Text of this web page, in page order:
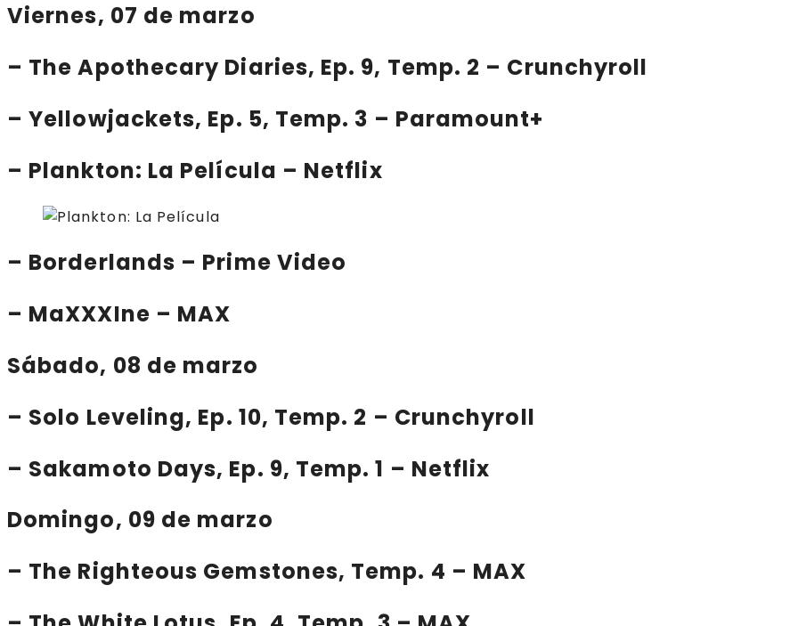
Viernes, 07 de marzo
– The Apothecary Diaries, Ep. 9, Temp. 2 – Crunchyroll
–Yellowjackets, Ep. 5, Temp. 3 – Paramount+
– Plankton: La Película – Netflix
– Borderlands – Prime Video
– MaXXXIne – MAX
Sábado, 08 de marzo
– Solo Leveling, Ep. 10, Temp. 2 – Crunchyroll
– Sakamoto Days, Ep. 9, Temp. 1 – Netflix
Domingo, 09 de marzo
– The Righteous Gemstones, Temp. 4 – MAX